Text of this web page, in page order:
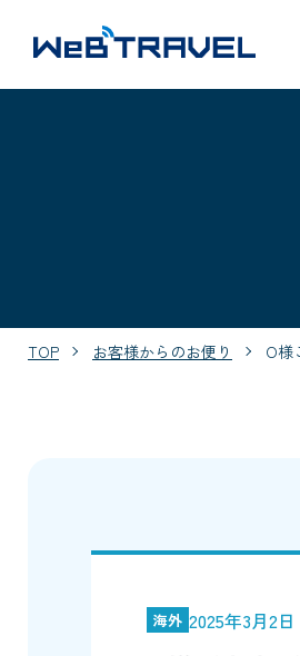
TOP お客様からのお便り O様
海外 2025年3月2